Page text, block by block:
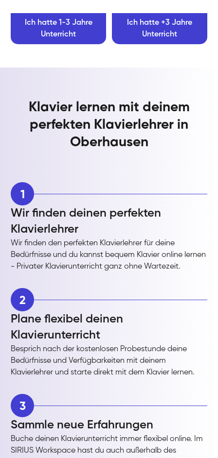
Ich hatte 1-3 Jahre
Unterricht
Ich hatte +3 Jahre
Unterricht
Klavier lernen mit deinem
perfekten Klavierlehrer in
Oberhausen
1
Wir finden deinen perfekten
Klavierlehrer
Wir finden den perfekten Klavierlehrer für deine
Bedürfnisse und du kannst bequem Klavier online lernen
- Privater Klavierunterricht ganz ohne Wartezeit.
2
Plane flexibel deinen
Klavierunterricht
Besprich nach der kostenlosen Probestunde deine
Bedürfnisse und Verfügbarkeiten mit deinem
Klavierlehrer und starte direkt mit dem Klavier lernen.
3
Sammle neue Erfahrungen
Buche deinen Klavierunterricht immer flexibel online. Im
SIRIUS Workspace hast du auch außerhalb des